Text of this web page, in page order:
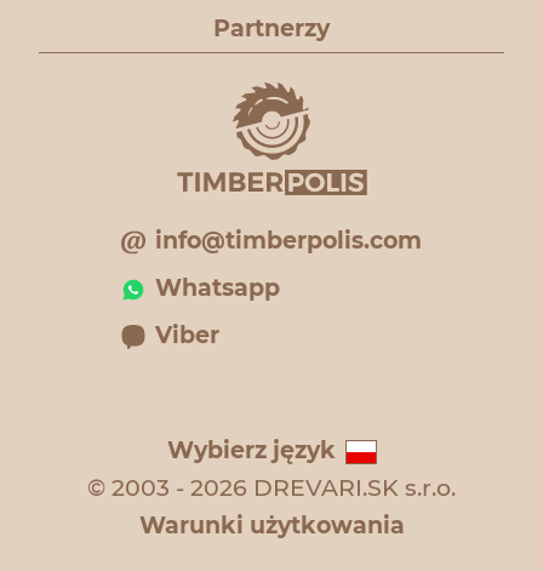
Partnerzy
info@timberpolis.com
Whatsapp
Viber
Wybierz język
© 2003 - 2026 DREVARI.SK s.r.o.
Warunki użytkowania